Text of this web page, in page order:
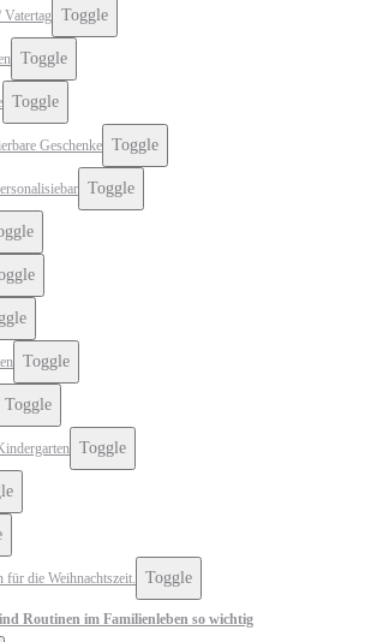
Toggle
Toggle
Toggle
Geschenke Toggle
Toggle
Toggle
Toggle
Toggle
für die Weihnachtszeit. Toggle
Routinen im Familienleben so wichtig